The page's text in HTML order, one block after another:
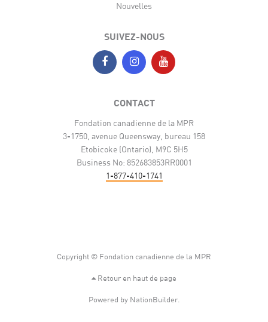
Nouvelles
SUIVEZ-NOUS
CONTACT
Fondation canadienne de la MPR
3-1750, avenue Queensway, bureau 158
Etobicoke (Ontario), M9C 5H5
Business No: 852683853RR0001
1-877-410-1741
Copyright © Fondation canadienne de la MPR
Retour en haut de page
Powered by NationBuilder.